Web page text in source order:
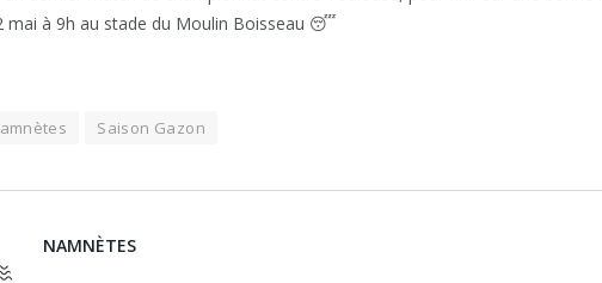
mai à 9h au stade du Moulin Boisseau 😴
Saison Gazon
NAMNÈTES